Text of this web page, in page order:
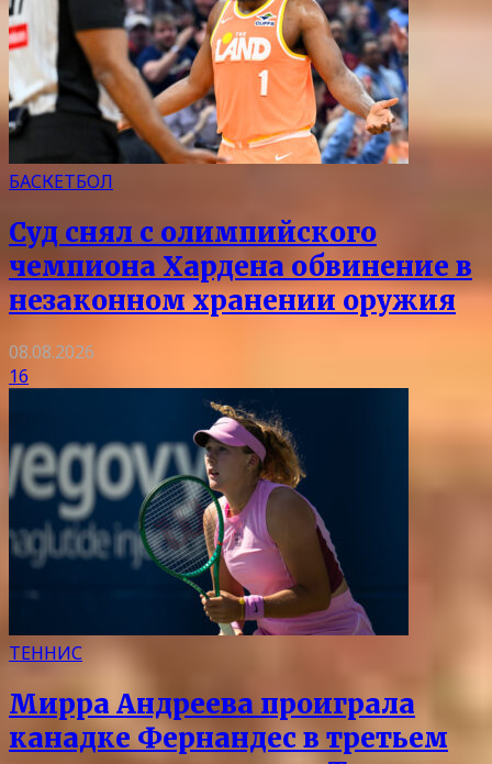
БАСКЕТБОЛ
Суд снял с олимпийского
чемпиона Хардена обвинение в
незаконном хранении оружия
08.08.2026
16
ТЕННИС
Мирра Андреева проиграла
канадке Фернандес в третьем